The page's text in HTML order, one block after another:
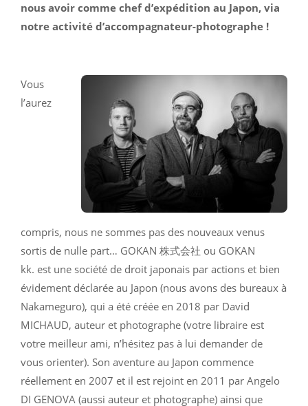
nous avoir comme chef d’expédition au Japon, via
notre activité d’accompagnateur-photographe !
Vous
l’aurez
compris, nous ne sommes pas des nouveaux venus
sortis de nulle part… GOKAN 株式会社 ou GOKAN
kk. est une société de droit japonais par actions et bien
évidement déclarée au Japon (nous avons des bureaux à
Nakameguro), qui a été créée en 2018 par David
MICHAUD, auteur et photographe (votre libraire est
votre meilleur ami, n’hésitez pas à lui demander de
vous orienter). Son aventure au Japon commence
réellement en 2007 et il est rejoint en 2011 par Angelo
DI GENOVA (aussi auteur et photographe) ainsi que